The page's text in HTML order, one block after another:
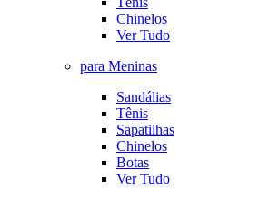
Chinelos
Ver Tudo
para Meninas
Sandálias
Tênis
Sapatilhas
Chinelos
Botas
Ver Tudo